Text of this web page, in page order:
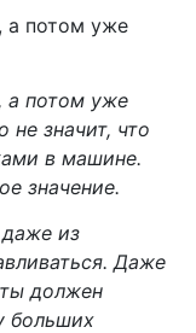
а потом уже
а потом уже
не значит, что
в машине.
значение.
из
Даже
должен
больших